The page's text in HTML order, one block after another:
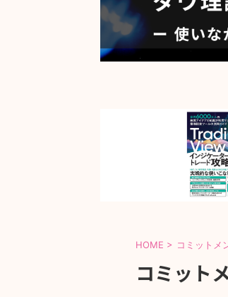
HOME > コミットメ
コミット